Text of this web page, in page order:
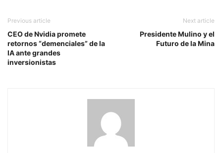
Previous article
CEO de Nvidia promete
retornos “demenciales” de la
IA ante grandes
inversionistas
Next article
Presidente Mulino y el
Futuro de la Mina